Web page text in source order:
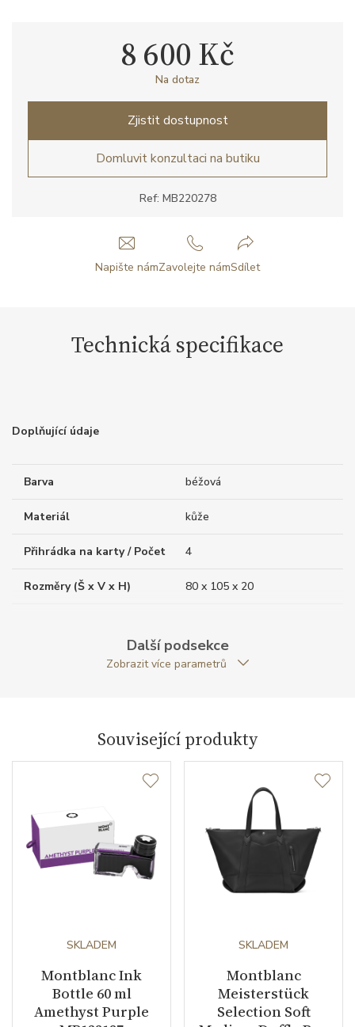
Ref: MB220278
8 600 Kč
Na dotaz
Zjistit dostupnost
Domluvit konzultaci na butiku
Napište námZavolejte námSdílet
Technická specifikace
Doplňující údaje
Barva béžová
Materiál kůže
Přihrádka na karty / Počet 4
Rozměry (Š x V x H) 80 x 105 x 20
Meisterstück 4810
Další podsekce
Zobrazit více parametrů
Související produkty
SKLADEM
Montblanc Ink
Bottle 60 ml
Amethyst Purple
SKLADEM
Montblanc
Meisterstück
Selection Soft